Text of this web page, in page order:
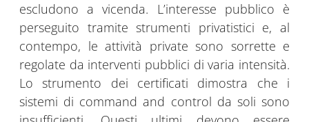
escludono a vicenda. L’interesse pubblico è
perseguito tramite strumenti privatistici e, al
contempo, le attività private sono sorrette e
regolate da interventi pubblici di varia intensità.
Lo strumento dei certificati dimostra che i
sistemi di command and control da soli sono